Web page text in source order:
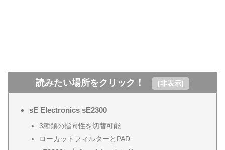
読みたい場所をクリック！ [非表示]
sE Electronics sE2300
3種類の指向性を切替可能
ローカットフィルターとPAD